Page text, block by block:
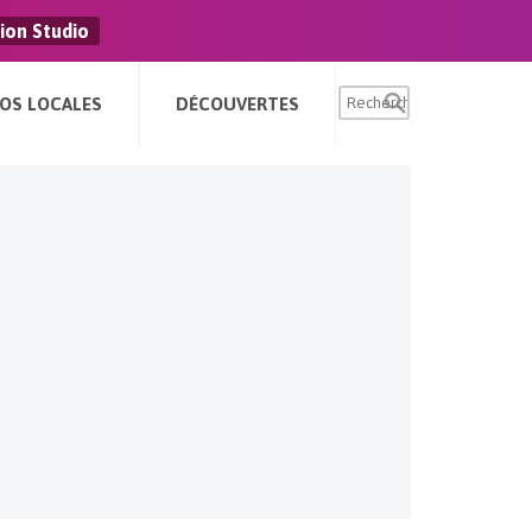
Studio
LOCALES DÉCOUVERTES